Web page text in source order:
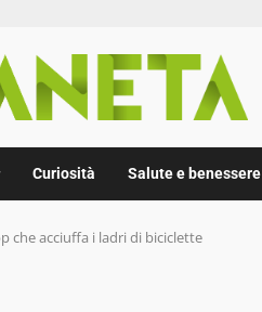
Curiosità Salute e benessere
che acciuffa i ladri di biciclette